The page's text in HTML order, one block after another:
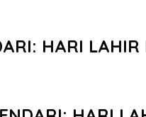
HARI LAHIR